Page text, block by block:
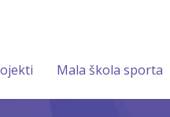
Mala škola sporta